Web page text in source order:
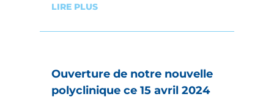
LIRE PLUS
Ouverture de notre nouvelle
polyclinique ce 15 avril 2024